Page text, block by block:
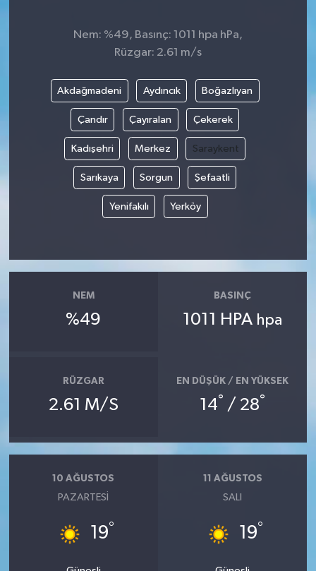
Nem: %49, Basınç: 1011 hpa hPa,
Rüzgar: 2.61 m/s
Akdağmadeni Aydıncık Boğazlıyan
Çandır Çayıralan Çekerek
Kadışehri Merkez Saraykent
Sarıkaya Sorgun Şefaatli
Yenifakılı Yerköy
NEM
%49
BASINÇ
1011 HPA hpa
RÜZGAR
2.61 M/S
EN DÜŞÜK / EN YÜKSEK
14° / 28°
10 AĞUSTOS
PAZARTESI
19°
11 AĞUSTOS
SALI
19°